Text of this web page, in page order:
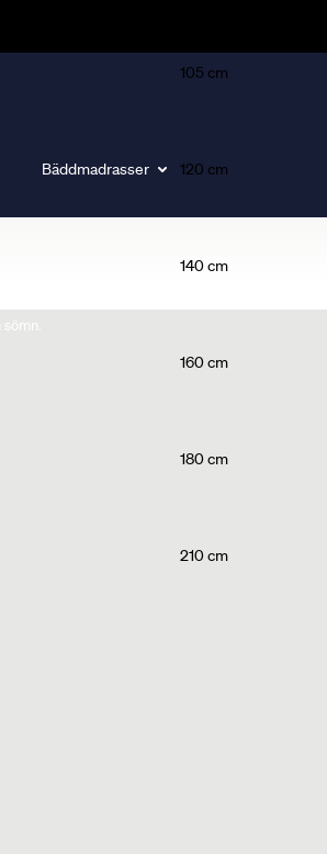
Bäddmadrasser
105 cm
120 cm
140 cm
160 cm
180 cm
210 cm